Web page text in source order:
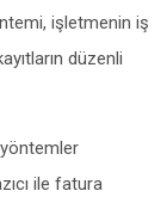
işletmenin iş
düzenli
ile fatura